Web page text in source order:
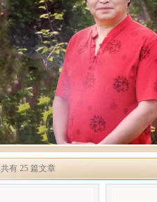
共有 25 篇文章